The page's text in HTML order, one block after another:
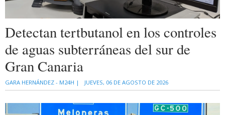
Detectan tertbutanol en los controles
de aguas subterráneas del sur de
Gran Canaria
GARA HERNÁNDEZ - M24H | JUEVES, 06 DE AGOSTO DE 2026